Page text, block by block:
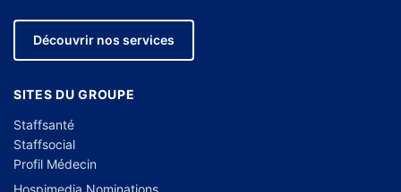
Découvrir nos services
SITES DU GROUPE
Staffsanté
Staffsocial
Profil Médecin
Hospimedia Nominations